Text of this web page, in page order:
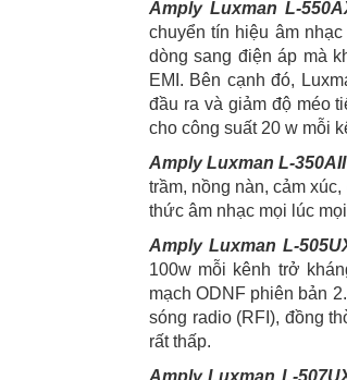
Amply Luxman L-
chuyển tín hiệu âm
dòng sang điện áp mà
EMI. Bên cạnh đó,
đầu ra và giảm độ méo
cho công suất 20 w mỗi
Amply Luxman L-350AII
trầm, nồng nàn, cảm
thức âm nhạc mọi lúc
Amply Luxman L-
100w mỗi kênh trở
mạch ODNF phiên bản
sóng radio (RFI), đồng
rất thấp.